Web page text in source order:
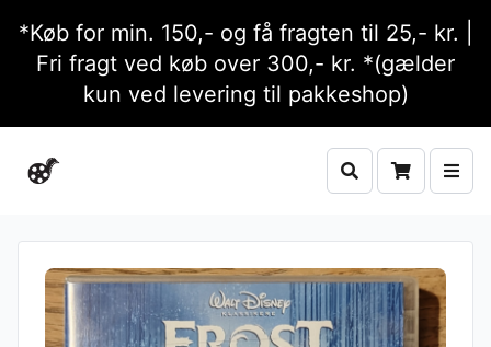
*Køb for min. 150,- og få fragten til 25,- kr. |
Fri fragt ved køb over 300,- kr. *(gælder
kun ved levering til pakkeshop)